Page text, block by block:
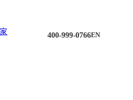
400-999-0766EN